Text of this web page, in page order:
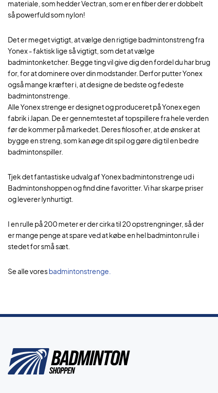
materiale, som hedder Vectran, som er en fiber der er dobbelt
så powerfuld som nylon!
Det er meget vigtigt, at vælge den rigtige badmintonstreng fra
Yonex - faktisk lige så vigtigt, som det at vælge
badmintonketcher. Begge ting vil give dig den fordel du har brug
for, for at dominere over din modstander. Derfor putter Yonex
også mange kræfter i, at designe de bedste og fedeste
badmintonstrenge.
Alle Yonex strenge er designet og produceret på Yonex egen
fabrik i Japan. De er gennemtestet af topspillere fra hele verden
før de kommer på markedet. Deres filosofi er, at de ønsker at
bygge en streng, som kan øge dit spil og gøre dig til en bedre
badmintonspiller.
Tjek det fantastiske udvalg af Yonex badmintonstrenge ud i
Badmintonshoppen og find dine favoritter. Vi har skarpe priser
og leverer lynhurtigt.
I en rulle på 200 meter er der cirka til 20 opstrengninger, så der
er mange penge at spare ved at købe en hel badminton rulle i
stedet for små sæt.
Se alle voresbadmintonstrenge.